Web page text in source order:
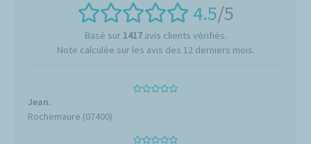
4.5/5
Basé sur 1417avis clients vérifiés.
Note calculée sur les avis des 12 derniers mois.
Jean.
Rochemaure (07400)